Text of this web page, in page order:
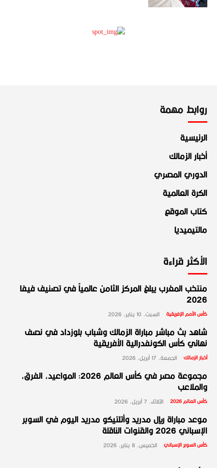
روابط مهمة
الرئيسية
أخبار الزمالك
الدوري المصري
الكرة العالمية
كتاب الموقع
مالتيميديا
الأكثر قراءة
منتخب المغرب يبلغ المركز الثامن عالمياً في تصنيف فيفا
2026
كأس الأمم الإفريقية السبت، 10 يناير، 2026
شاهد بث مباشر مباراة الزمالك وشباب بلوزداد في نصف
نهائي كأس الكونفدرالية الأفريقية
أخبار الزمالك الجمعة، 17 أبريل، 2026
مجموعة مصر في كأس العالم 2026: المواعيد، الفرق،
والملاعب
كأس العالم 2026 الثلاثاء، 7 أبريل، 2026
موعد مباراة ريال مدريد وأتلتيكو مدريد اليوم في السوبر
الإسباني 2026 والقنوات الناقلة
كأس السوبر الإسباني الخميس، 8 يناير، 2026